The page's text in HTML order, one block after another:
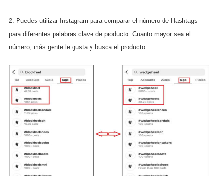
2. Puedes utilizar Instagram para comparar el número de Hashtags
para diferentes palabras clave de producto. Cuanto mayor sea el
número, más gente le gusta y busca el producto.